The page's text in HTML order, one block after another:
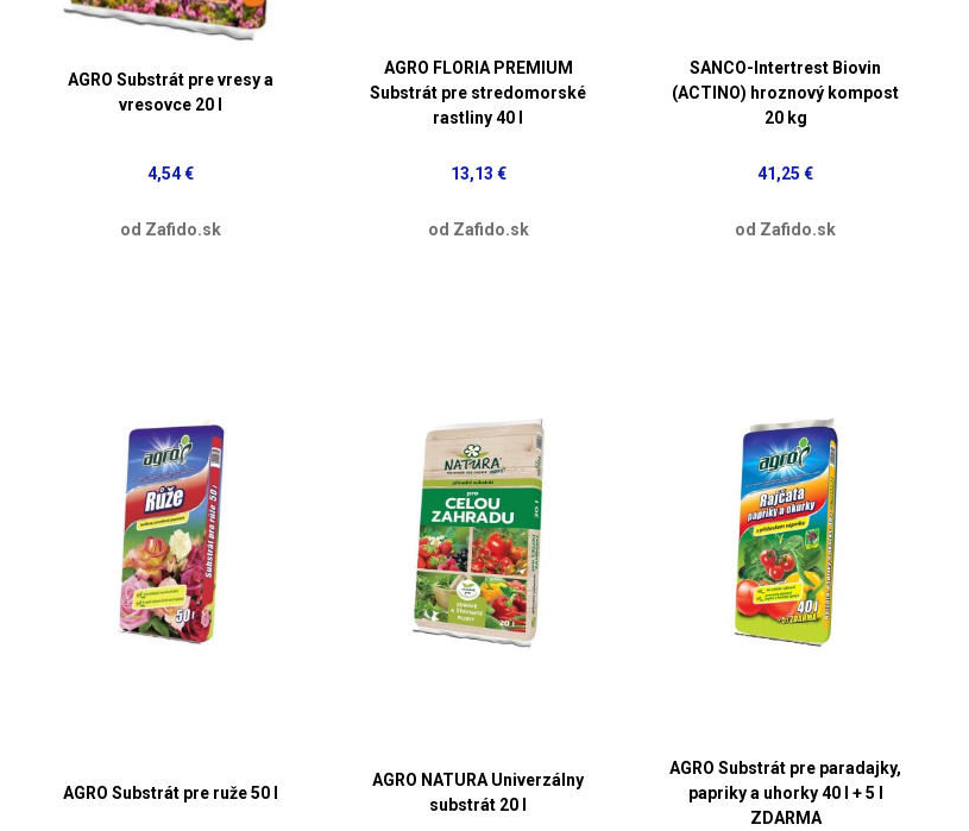
AGRO Substrát pre vresy a
vresovce 20 l
4,54 €
od Zafido.sk
AGRO FLORIA PREMIUM
Substrát pre stredomorské
rastliny 40 l
13,13 €
od Zafido.sk
SANCO-Intertrest Biovin
(ACTINO) hroznový kompost
20 kg
41,25 €
od Zafido.sk
AGRO Substrát pre ruže 50 l
AGRO NATURA Univerzálny
substrát 20 l
AGRO Substrát pre paradajky,
papriky a uhorky 40 l + 5 l
ZDARMA